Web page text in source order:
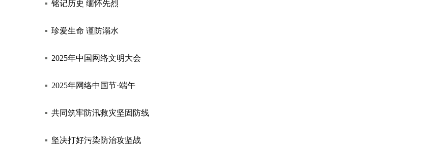
铭记历史 缅怀先烈
珍爱生命 谨防溺水
2025年中国网络文明大会
2025年网络中国节·端午
共同筑牢防汛救灾坚固防线
坚决打好污染防治攻坚战